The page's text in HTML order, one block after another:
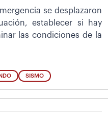
se desplazaron
establecer si hay
las condiciones de la
SISMO